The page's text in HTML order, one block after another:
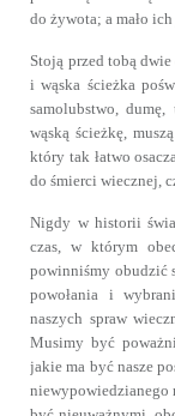
do żywota; a mało
Stoją przed tobą
i wąska ścieżka
samolubstwo,
wąską ścieżkę,
który tak łatwo
do śmierci wiecznej,
Nigdy w historii
czas, w którym
powinniśmy obudzić
powołania i
naszych spraw
Musimy być
jakie ma być nasze
niewypowiedzianego